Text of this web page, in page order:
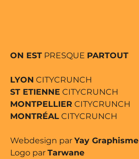
ON EST PRESQUE PARTOUT
LYON CITYCRUNCH
ST ETIENNE CITYCRUNCH
MONTPELLIER CITYCRUNCH
MONTRÉAL CITYCRUNCH
Webdesign par Yay Graphisme
Logo par Tarwane